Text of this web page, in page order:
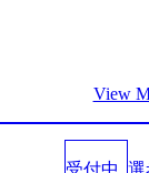
て、大手・ベン
直近の案件で
の最新技術とシ
＜PL/PM＞ 顧客
開発支援までを
核として、企画
＆営業のDX実
softbank)（通信）
構築。省庁DXの
meti-industry-
calbee)（消費
員を擁し、世界
産業の課題を解
確実な実現と
携も実現して、
プロフェッショ
業など幅広い分
誇り、全世界で
View
受付中 選